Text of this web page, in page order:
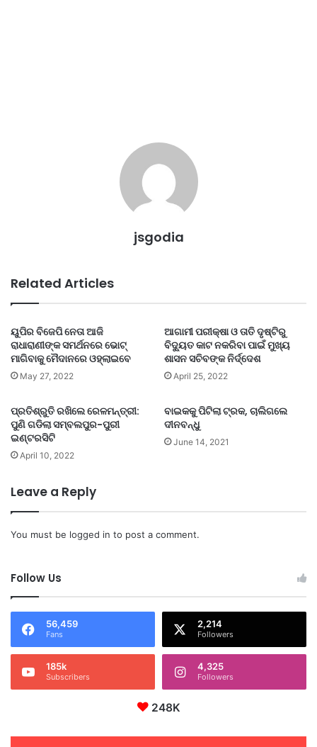
jsgodia
Related Articles
ୟୁପିର ବିଜେପି ନେତା ଆଜି
ରାଧାରାଣୀଙ୍କ ସମର୍ଥନରେ ଭୋଟ୍
ମାଗିବାକୁ ମୈଦାନରେ ଓହ୍ଲାଇବେ
May 27, 2022
ଆଗାମୀ ପରୀକ୍ଷା ଓ ତାତି ଦୃଷ୍ଟିରୁ
ବିଦ୍ୟୁତ କାଟ ନକରିବା ପାଇଁ ମୁଖ୍ୟ
ଶାସନ ସଚିବଙ୍କ ନିର୍ଦ୍ଦେଶ
April 25, 2022
ପ୍ରତିଶ୍ରୁତି ରଖିଲେ ରେଳମନ୍ତ୍ରୀ:
ପୁଣି ଗଡିଲା ସମ୍ବଲପୁର-ପୁରୀ
ଇଣ୍ଟରସିଟି
April 10, 2022
ବାଇକକୁ ପିଟିଲା ଟ୍ରକ, ଚାଲିଗଲେ
ଦୀନବନ୍ଧୁ
June 14, 2021
Leave a Reply
You must be logged in to post a comment.
Follow Us
56,459
Fans
2,214
Followers
185k
Subscribers
4,325
Followers
248K